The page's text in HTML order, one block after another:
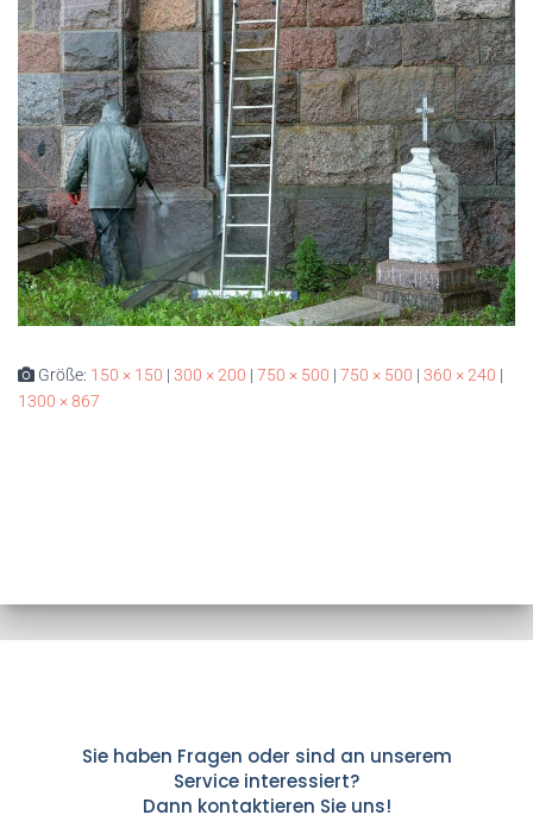
Größe: 150 × 150 | 300 × 200 | 750 × 500 | 750 × 500 | 360 × 240 |
1300 × 867
Sie haben Fragen oder sind an unserem
Service interessiert?
Dann kontaktieren Sie uns!